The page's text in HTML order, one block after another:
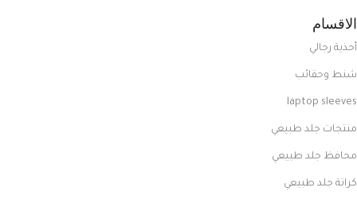
الاقسام
أحذية رجالي
شنط وحقائب
laptop sleeves
منتجات جلد طبيعي
محافظ جلد طبيعي
كراتة جلد طبيعي